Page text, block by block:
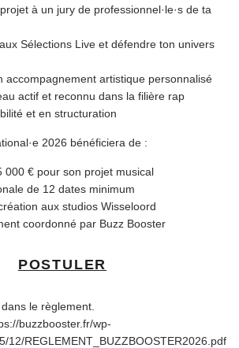
à un jury de professionnel·le·s de ta
Sélections Live et défendre ton univers
accompagnement artistique personnalisé
actif et reconnu dans la filière rap
et en structuration
2026 bénéficiera de :
000 € pour son projet musical
de 12 dates minimum
aux studios Wisseloord
coordonné par Buzz Booster
POSTULER
le règlement.
buzzbooster.fr/wp-
12/REGLEMENT_BUZZBOOSTER2026.pdf